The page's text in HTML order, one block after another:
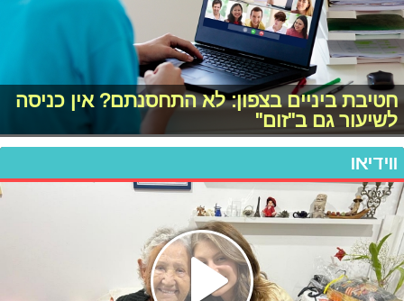
חטיבת ביניים בצפון: לא התחסנתם? אין כניסה
לשיעור גם ב"זום"
ווידיאו